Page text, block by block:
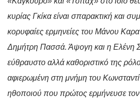
κυρίας Γκίκα είναι σπαρακτική και
κορυφαίες ερμηνείες του Μάνου
Δημήτρη Πασσά. Άψογη και η Ελένη
εύθραυστο αλλά καθοριστικό της
αφιερωμένη στη μνήμη του
ηθοποιού που πρώτος ερμήνευσε